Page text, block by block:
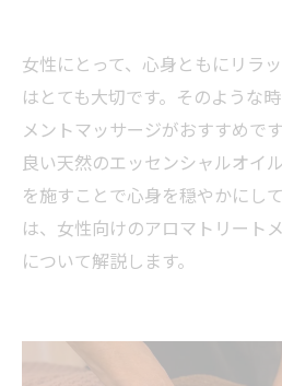
女性にとって、心身ともにリラ
はとても大切です。そのような
メントマッサージがおすすめで
良い天然のエッセンシャルオイ
を施すことで心身を穏やかにし
は、女性向けのアロマトリート
について解説します。